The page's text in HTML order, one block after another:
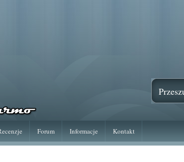
Forum Informacje Kontakt